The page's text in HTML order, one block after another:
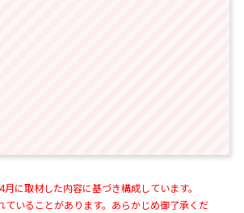
に取材した内容に基づき構成しています。
ていることがあります。あらかじめ御了承くだ